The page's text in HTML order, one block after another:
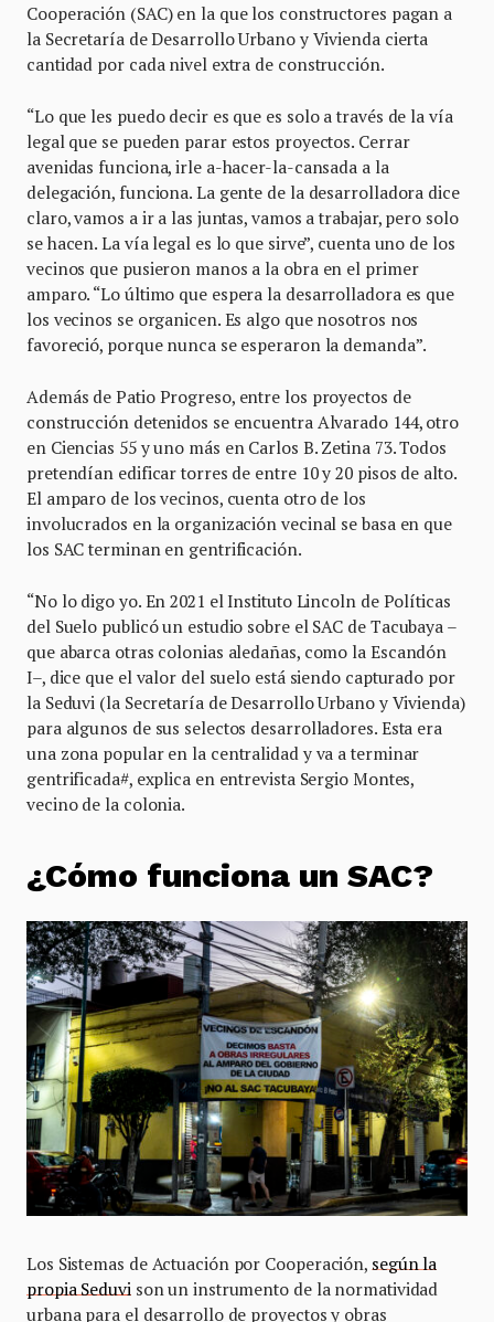
Cooperación (SAC) en la que los constructores pagan a
la Secretaría de Desarrollo Urbano y Vivienda cierta
cantidad por cada nivel extra de construcción.
“Lo que les puedo decir es que es solo a través de la vía
legal que se pueden parar estos proyectos. Cerrar
avenidas funciona, irle a-hacer-la-cansada a la
delegación, funciona. La gente de la desarrolladora dice
claro, vamos a ir a las juntas, vamos a trabajar, pero solo
se hacen. La vía legal es lo que sirve”, cuenta uno de los
vecinos que pusieron manos a la obra en el primer
amparo. “Lo último que espera la desarrolladora es que
los vecinos se organicen. Es algo que nosotros nos
favoreció, porque nunca se esperaron la demanda”.
Además de Patio Progreso, entre los proyectos de
construcción detenidos se encuentra Alvarado 144, otro
en Ciencias 55 y uno más en Carlos B. Zetina 73. Todos
pretendían edificar torres de entre 10 y 20 pisos de alto.
El amparo de los vecinos, cuenta otro de los
involucrados en la organización vecinal se basa en que
los SAC terminan en gentrificación.
“No lo digo yo. En 2021 el Instituto Lincoln de Políticas
del Suelo publicó un estudio sobre el SAC de Tacubaya –
que abarca otras colonias aledañas, como la Escandón
I–, dice que el valor del suelo está siendo capturado por
la Seduvi (la Secretaría de Desarrollo Urbano y Vivienda)
para algunos de sus selectos desarrolladores. Esta era
una zona popular en la centralidad y va a terminar
gentrificada#, explica en entrevista Sergio Montes,
vecino de la colonia.
¿Cómo funciona un SAC?
Los Sistemas de Actuación por Cooperación, según la
propia Seduvison un instrumento de la normatividad
urbana para el desarrollo de proyectos y obras